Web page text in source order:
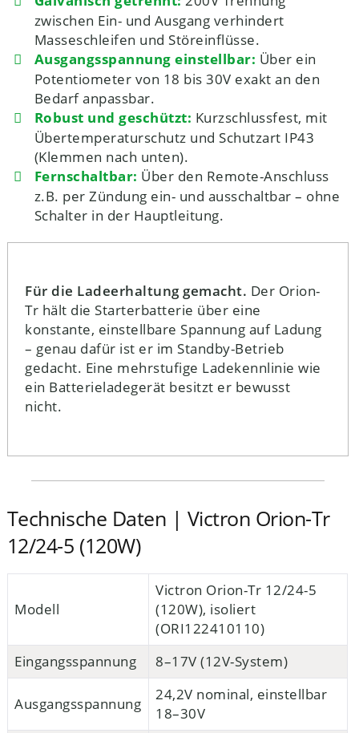
zwischen Ein- und Ausgang verhindert
Masseschleifen und Störeinflüsse.
Ausgangsspannung einstellbar: Über ein
Potentiometer von 18 bis 30V exakt an den
Bedarf anpassbar.
Robust und geschützt: Kurzschlussfest, mit
Übertemperaturschutz und Schutzart IP43
(Klemmen nach unten).
Fernschaltbar: Über den Remote-Anschluss
z.B. per Zündung ein- und ausschaltbar – ohne
Schalter in der Hauptleitung.
Für die Ladeerhaltung gemacht. Der Orion-
Tr hält die Starterbatterie über eine
konstante, einstellbare Spannung auf Ladung
– genau dafür ist er im Standby-Betrieb
gedacht. Eine mehrstufige Ladekennlinie wie
ein Batterieladegerät besitzt er bewusst
nicht.
Technische Daten | Victron Orion-Tr
12/24-5 (120W)
Modell
Victron Orion-Tr 12/24-5
(120W), isoliert
(ORI122410110)
Eingangsspannung
8–17V (12V-System)
Ausgangsspannung
24,2V nominal, einstellbar
18–30V